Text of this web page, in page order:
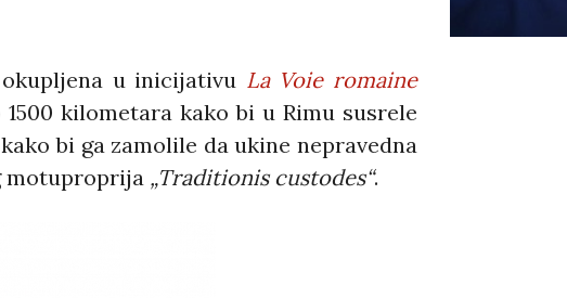
u inicijativu La Voie romaine
kilometara kako bi u Rimu susrele
bi ga zamolile da ukine nepravedna
motuproprija „Traditionis custodes“.